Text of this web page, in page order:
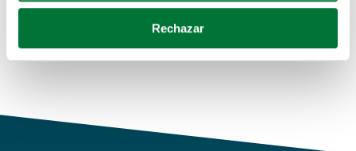
para buscar características específicas (huellas
Obtenga más información sobre cómo se procesan sus
de cookies.
Rechazar